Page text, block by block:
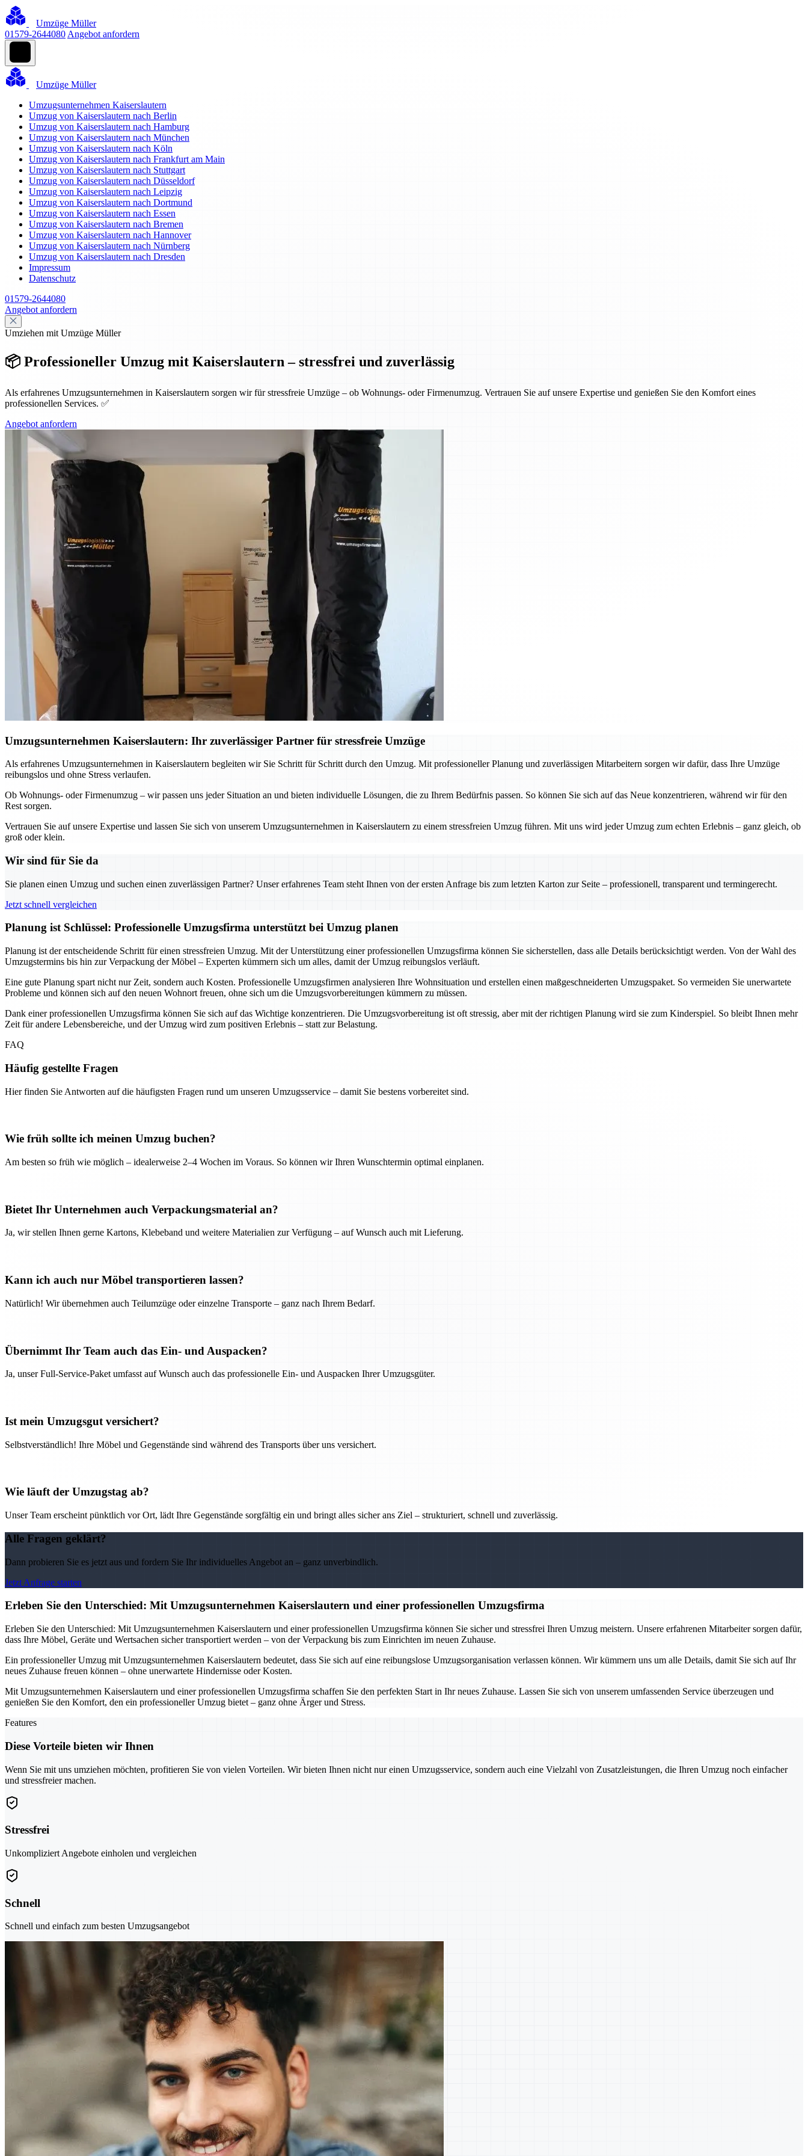
Umzüge Müller
01579-2644080 Angebot anfordern
Umzüge Müller
Umzugsunternehmen Kaiserslautern
Umzug von Kaiserslautern nach Berlin
Umzug von Kaiserslautern nach Hamburg
Umzug von Kaiserslautern nach München
Umzug von Kaiserslautern nach Köln
Umzug von Kaiserslautern nach Frankfurt am Main
Umzug von Kaiserslautern nach Stuttgart
Umzug von Kaiserslautern nach Düsseldorf
Umzug von Kaiserslautern nach Leipzig
Umzug von Kaiserslautern nach Dortmund
Umzug von Kaiserslautern nach Essen
Umzug von Kaiserslautern nach Bremen
Umzug von Kaiserslautern nach Hannover
Umzug von Kaiserslautern nach Nürnberg
Umzug von Kaiserslautern nach Dresden
Impressum
Datenschutz
01579-2644080
Angebot anfordern
Umziehen mit Umzüge Müller
📦 Professioneller Umzug mit Kaiserslautern – stressfrei und zuverlässig
Als erfahrenes Umzugsunternehmen in Kaiserslautern sorgen wir für stressfreie Umzüge – ob Wohnungs- oder Firmenumzug. Vertrauen Sie auf unsere Expertise und genießen Sie den Komfort eines
professionellen Services. ✅
Angebot anfordern
Umzugsunternehmen Kaiserslautern: Ihr zuverlässiger Partner für stressfreie Umzüge
Als erfahrenes Umzugsunternehmen in Kaiserslautern begleiten wir Sie Schritt für Schritt durch den Umzug. Mit professioneller Planung und zuverlässigen Mitarbeitern sorgen wir dafür, dass Ihre Umzüge
reibungslos und ohne Stress verlaufen.
Ob Wohnungs- oder Firmenumzug – wir passen uns jeder Situation an und bieten individuelle Lösungen, die zu Ihrem Bedürfnis passen. So können Sie sich auf das Neue konzentrieren, während wir für den
Rest sorgen.
Vertrauen Sie auf unsere Expertise und lassen Sie sich von unserem Umzugsunternehmen in Kaiserslautern zu einem stressfreien Umzug führen. Mit uns wird jeder Umzug zum echten Erlebnis – ganz gleich, ob
groß oder klein.
Wir sind für Sie da
Sie planen einen Umzug und suchen einen zuverlässigen Partner? Unser erfahrenes Team steht Ihnen von der ersten Anfrage bis zum letzten Karton zur Seite – professionell, transparent und termingerecht.
Jetzt schnell vergleichen
Planung ist Schlüssel: Professionelle Umzugsfirma unterstützt bei Umzug planen
Planung ist der entscheidende Schritt für einen stressfreien Umzug. Mit der Unterstützung einer professionellen Umzugsfirma können Sie sicherstellen, dass alle Details berücksichtigt werden. Von der Wahl des
Umzugstermins bis hin zur Verpackung der Möbel – Experten kümmern sich um alles, damit der Umzug reibungslos verläuft.
Eine gute Planung spart nicht nur Zeit, sondern auch Kosten. Professionelle Umzugsfirmen analysieren Ihre Wohnsituation und erstellen einen maßgeschneiderten Umzugspaket. So vermeiden Sie unerwartete
Probleme und können sich auf den neuen Wohnort freuen, ohne sich um die Umzugsvorbereitungen kümmern zu müssen.
Dank einer professionellen Umzugsfirma können Sie sich auf das Wichtige konzentrieren. Die Umzugsvorbereitung ist oft stressig, aber mit der richtigen Planung wird sie zum Kinderspiel. So bleibt Ihnen mehr
Zeit für andere Lebensbereiche, und der Umzug wird zum positiven Erlebnis – statt zur Belastung.
FAQ
Häufig gestellte Fragen
Hier finden Sie Antworten auf die häufigsten Fragen rund um unseren Umzugsservice – damit Sie bestens vorbereitet sind.
Wie früh sollte ich meinen Umzug buchen?
Am besten so früh wie möglich – idealerweise 2–4 Wochen im Voraus. So können wir Ihren Wunschtermin optimal einplanen.
Bietet Ihr Unternehmen auch Verpackungsmaterial an?
Ja, wir stellen Ihnen gerne Kartons, Klebeband und weitere Materialien zur Verfügung – auf Wunsch auch mit Lieferung.
Kann ich auch nur Möbel transportieren lassen?
Natürlich! Wir übernehmen auch Teilumzüge oder einzelne Transporte – ganz nach Ihrem Bedarf.
Übernimmt Ihr Team auch das Ein- und Auspacken?
Ja, unser Full-Service-Paket umfasst auf Wunsch auch das professionelle Ein- und Auspacken Ihrer Umzugsgüter.
Ist mein Umzugsgut versichert?
Selbstverständlich! Ihre Möbel und Gegenstände sind während des Transports über uns versichert.
Wie läuft der Umzugstag ab?
Unser Team erscheint pünktlich vor Ort, lädt Ihre Gegenstände sorgfältig ein und bringt alles sicher ans Ziel – strukturiert, schnell und zuverlässig.
Alle Fragen geklärt?
Dann probieren Sie es jetzt aus und fordern Sie Ihr individuelles Angebot an – ganz unverbindlich.
Jetzt Anfrage starten
Erleben Sie den Unterschied: Mit Umzugsunternehmen Kaiserslautern und einer professionellen Umzugsfirma
Erleben Sie den Unterschied: Mit Umzugsunternehmen Kaiserslautern und einer professionellen Umzugsfirma können Sie sicher und stressfrei Ihren Umzug meistern. Unsere erfahrenen Mitarbeiter sorgen dafür,
dass Ihre Möbel, Geräte und Wertsachen sicher transportiert werden – von der Verpackung bis zum Einrichten im neuen Zuhause.
Ein professioneller Umzug mit Umzugsunternehmen Kaiserslautern bedeutet, dass Sie sich auf eine reibungslose Umzugsorganisation verlassen können. Wir kümmern uns um alle Details, damit Sie sich auf Ihr
neues Zuhause freuen können – ohne unerwartete Hindernisse oder Kosten.
Mit Umzugsunternehmen Kaiserslautern und einer professionellen Umzugsfirma schaffen Sie den perfekten Start in Ihr neues Zuhause. Lassen Sie sich von unserem umfassenden Service überzeugen und
genießen Sie den Komfort, den ein professioneller Umzug bietet – ganz ohne Ärger und Stress.
Features
Diese Vorteile bieten wir Ihnen
Wenn Sie mit uns umziehen möchten, profitieren Sie von vielen Vorteilen. Wir bieten Ihnen nicht nur einen Umzugsservice, sondern auch eine Vielzahl von Zusatzleistungen, die Ihren Umzug noch einfacher
und stressfreier machen.
Stressfrei
Unkompliziert Angebote einholen und vergleichen
Schnell
Schnell und einfach zum besten Umzugsangebot